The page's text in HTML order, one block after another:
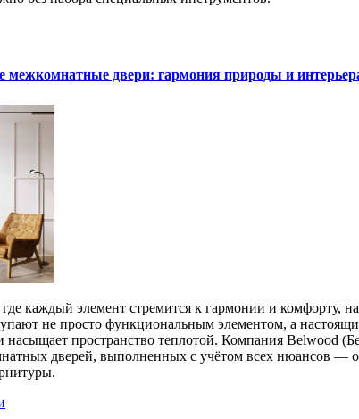
межкомнатные двери: гармония природы и
каждый элемент стремится к гармонии и комфорту,
не просто функциональным элементом, а
насыщает пространство теплотой. Компания Belwood
дверей, выполненных с учётом всех нюансов —